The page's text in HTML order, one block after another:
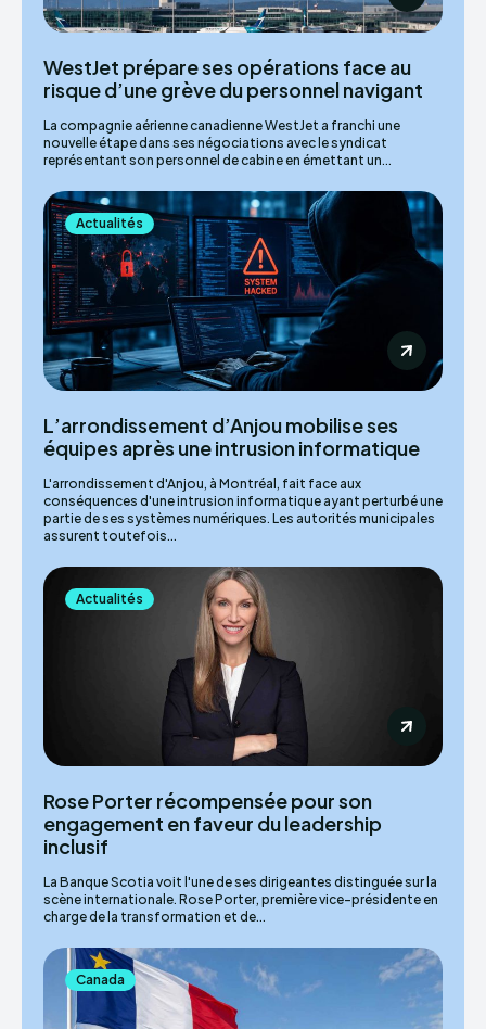
WestJet prépare ses opérations face au
risque d’une grève du personnel navigant
La compagnie aérienne canadienne WestJet a franchi une
nouvelle étape dans ses négociations avec le syndicat
représentant son personnel de cabine en émettant un...
Actualités
L’arrondissement d’Anjou mobilise ses
équipes après une intrusion informatique
L'arrondissement d'Anjou, à Montréal, fait face aux
conséquences d'une intrusion informatique ayant perturbé une
partie de ses systèmes numériques. Les autorités municipales
assurent toutefois...
Actualités
Rose Porter récompensée pour son
engagement en faveur du leadership
inclusif
La Banque Scotia voit l'une de ses dirigeantes distinguée sur la
scène internationale. Rose Porter, première vice-présidente en
charge de la transformation et de...
Canada